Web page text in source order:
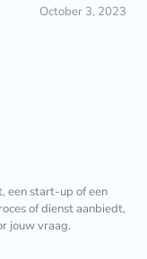
October 3, 2023
een start-up of een
of dienst aanbiedt,
jouw vraag.